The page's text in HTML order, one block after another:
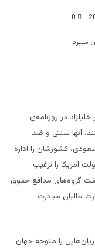
0
1375 هـ ش داکتر خلیلزاد در روزنامه‌ی
آنها سنتی و ضد
کشورشان را اداره
امریکا را ترغیب
گروه‌های مدافع حقوق
طالبان مبادرت
را متوجه جهان